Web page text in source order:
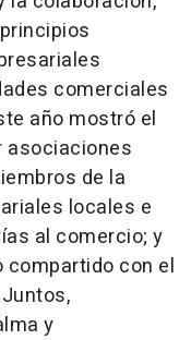
comerciales
año mostró el
asociaciones
de la
locales e
al comercio; y
con el
y